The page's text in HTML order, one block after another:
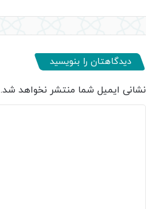
دیدگاهتان را بنویسید
نشانی ایمیل شما منتشر نخواهد شد.